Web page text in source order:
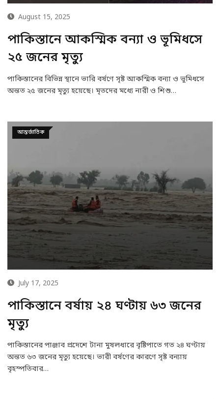
August 15, 2025
পাকিস্তানে আকস্মিক বন্যা ও ভূমিধসে
২৫ জনের মৃত্যু
পাকিস্তানের বিভিন্ন স্থানে ভারি বর্ষণে সৃষ্ট আকস্মিক বন্যা ও ভূমিধসে
অন্তত ২৫ জনের মৃত্যু হয়েছে। মৃতদের মধ্যে নারী ও শিশু…
আন্তর্জাতিক
July 17, 2025
পাকিস্তানে বর্ষায় ২৪ ঘণ্টায় ৬৩ জনের
মৃত্যু
পাকিস্তানের পাঞ্জাব প্রদেশে টানা মুষলধারে বৃষ্টিপাতে গত ২৪ ঘণ্টায়
অন্তত ৬৩ জনের মৃত্যু হয়েছে। ভারী বর্ষণের কারণে সৃষ্ট বন্যায়
বৃহস্পতিবার…